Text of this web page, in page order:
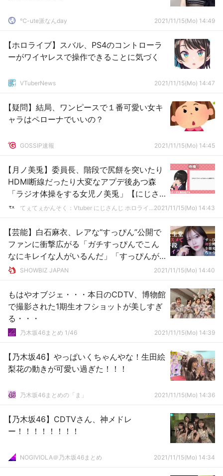
℃-ute派なんday 2021/11/15(Mo) 14:49
【ホロライブ】スバル、PS4のコントローラ
ーがワイヤレスで操作できることに気づく
VTuberNews 2021/11/15(Mo) 14:47
【疑問】結局、ワンピースで１番可愛い女キ
ャラはペローナでいいの？
GOSSIP速報 2021/11/15(Mo) 14:45
【月ノ美兎】委員長、階段で尻餅を突いたり
HDMI断線だったり大変なアプデ後あつ森
「ラジオ体操をする女児ノ美兎」【にじさ
んじ】
てぇてぇかんそく：Vtuber にじさんじ ホロライブまとめ2021/11/15(Mo) 14:43
【芸能】白石麻衣、レアな“すっぴん”公開で
ファンに衝撃広がる「ガチすっぴんでこん
なにキレイな人がいるんだ」「すっぴんが
異次元すぎてもはや芸術」「女神はスッピ
SHOWBIZ JAPAN 2021/11/15(Mo) 14:40
もはやオブジェ・・・本日のCDTV、博物館
で撮影された1期生オフショットが美しすぎ
る・・・
乃木坂46まとめ 1/46 2021/11/15(Mo) 14:39
【乃木坂46】やっぱいくちゃんやな！生田絵
梨花の動きが可愛い過ぎた！！！
乃木坂46まとめの「ま」 2021/11/15(Mo) 14:36
【乃木坂46】CDTVさん、神メドレ
ー！！！！！！！！
NOGIVIOLA＠乃木坂46まとめ 2021/11/15(Mo) 14:34